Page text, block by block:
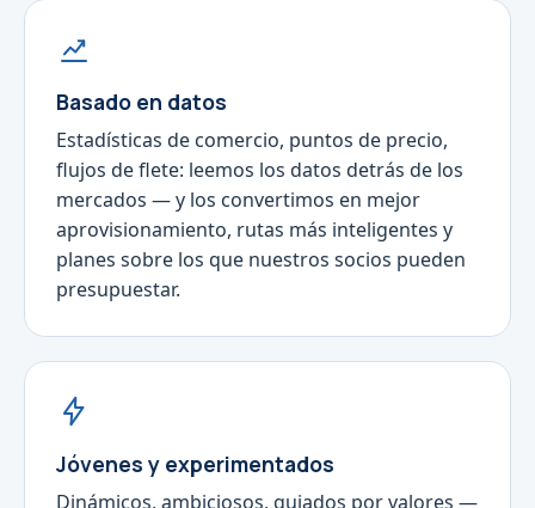
Basado en datos
Estadísticas de comercio, puntos de precio,
flujos de flete: leemos los datos detrás de los
mercados — y los convertimos en mejor
aprovisionamiento, rutas más inteligentes y
planes sobre los que nuestros socios pueden
presupuestar.
Jóvenes y experimentados
Dinámicos, ambiciosos, guiados por valores —